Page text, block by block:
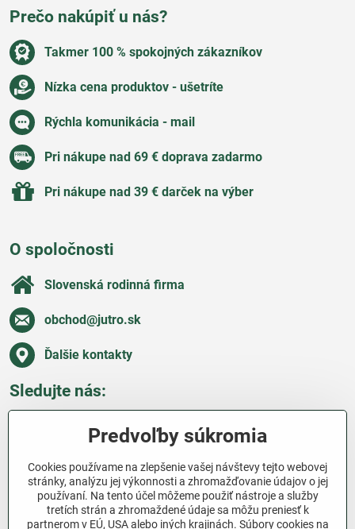
Prečo nakúpiť u nás?
Takmer 100 % spokojných zákazníkov
Nízka cena produktov - ušetríte
Rýchla komunikácia - mail
Pri nákupe nad 69 € doprava zadarmo
Pri nákupe nad 39 € darček na výber
O spoločnosti
Slovenská rodinná firma
obchod​@jutro​.sk
Ďalšie kontakty
Sledujte nás:
Všetko o nákupe
Ďakujeme za podporu
Predvoľby súkromia
Cookies používame na zlepšenie vašej návštevy tejto webovej
stránky, analýzu jej výkonnosti a zhromažďovanie údajov o jej
používaní. Na tento účel môžeme použiť nástroje a služby
tretích strán a zhromaždené údaje sa môžu preniesť k
partnerom v EÚ, USA alebo iných krajinách. Súbory cookies na